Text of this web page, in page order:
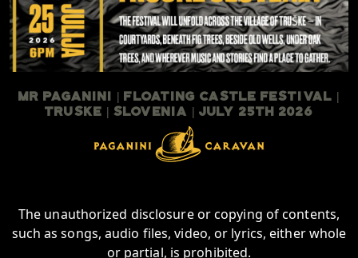
Mr Paganini | Floating Castle Festival |
TruSKE | Slovenia | July 25th 2026
The unauthorized disclosure or copying of contents,
such as songs, audio files, video, or lyrics, either whole
or partial, is prohibited.